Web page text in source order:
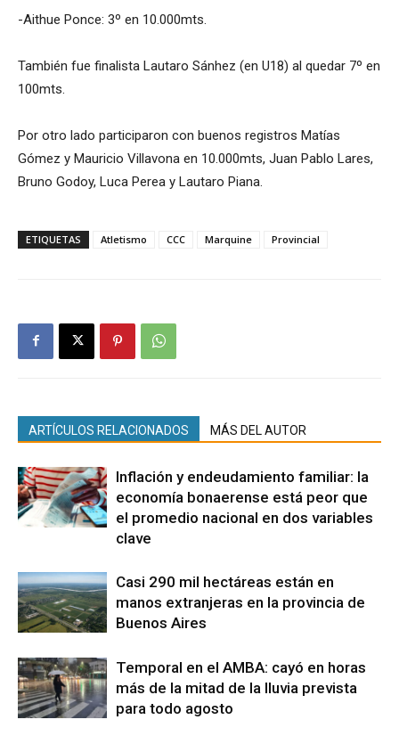
-Aithue Ponce: 3º en 10.000mts.
También fue finalista Lautaro Sánhez (en U18) al quedar 7º en
100mts.
Por otro lado participaron con buenos registros Matías
Gómez y Mauricio Villavona en 10.000mts, Juan Pablo Lares,
Bruno Godoy, Luca Perea y Lautaro Piana.
ETIQUETAS Atletismo CCC Marquine Provincial
ARTÍCULOS RELACIONADOS MÁS DEL AUTOR
Inflación y endeudamiento familiar: la
economía bonaerense está peor que
el promedio nacional en dos variables
clave
Casi 290 mil hectáreas están en
manos extranjeras en la provincia de
Buenos Aires
Temporal en el AMBA: cayó en horas
más de la mitad de la lluvia prevista
para todo agosto